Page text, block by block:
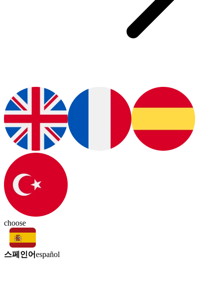
choose
스페인어español